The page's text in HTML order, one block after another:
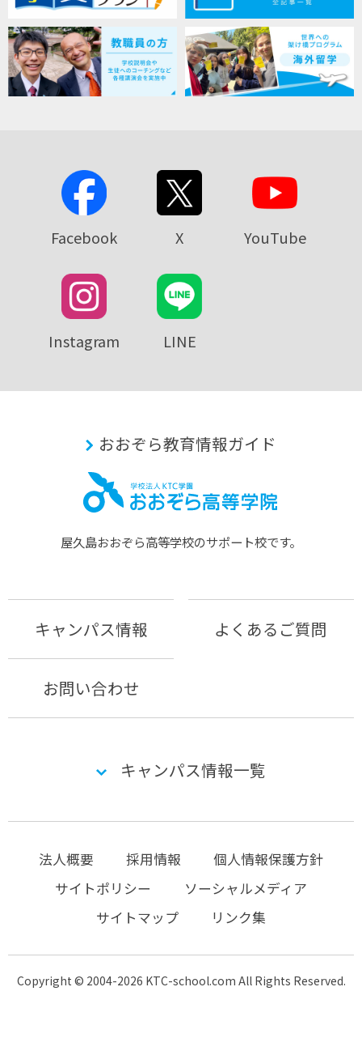
Facebook X YouTube
Instagram LINE
おおぞら教育情報ガイド
屋久島おおぞら⾼等学校のサポート校です。
キャンパス情報 よくあるご質問
お問い合わせ
キャンパス情報一覧
法人概要 採用情報
個人情報保護方針
サイトポリシー
ソーシャルメディア
サイトマップ
リンク集
Copyright © 2004-2026 KTC-school.com All Rights Reserved.